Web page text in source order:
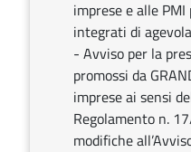
imprese e alle
integrati di
- Avviso per la
promossi da
imprese ai sensi
Regolamento n.
modifiche